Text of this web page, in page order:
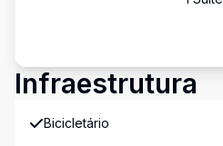
Infraestrutura
Bicicletário